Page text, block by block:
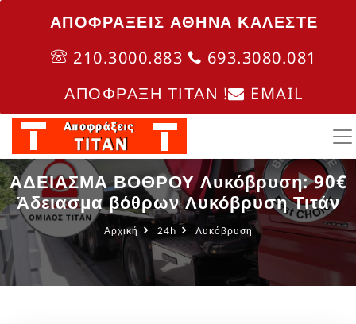
ΑΠΟΦΡΑΞΕΙΣ ΑΘΗΝΑ ΚΑΛΈΣΤΕ
210.3000.883
693.3080.081
ΑΠΟΦΡΑΞΗ ΤΙΤΑΝ !
EMAIL
ΑΔΕΙΑΣΜΑ ΒΟΘΡΟΥ Λυκόβρυση: 90€
Άδειασμα βόθρων Λυκόβρυση Τιτάν
Αρχική 24h Λυκόβρυση